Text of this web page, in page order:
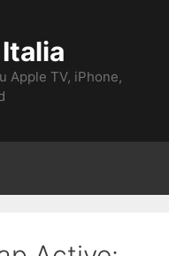
Apple TV, iPhone,